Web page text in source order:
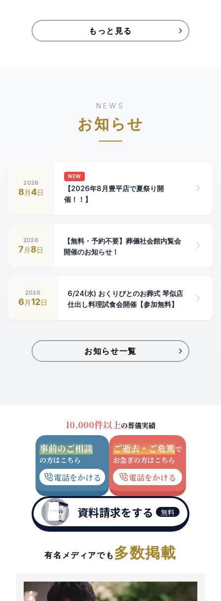
もっと見る
NEWS
お知らせ
2026
8 月4日
NEW
【2026年8月豊平店で夏祭り開
催！！】
2026
7 月 8日
【無料・予約不要】葬儀社会館内覧会
開催のお知らせ！
2026
6 月 12日
6/24(水) おくりびとのお葬式 琴似店
仕出し料理試食会開催【参加無料】
お知らせ一覧
10,000件以上の葬儀実績
事前のご相談
の方はこちら
電話をかける
ご逝去・ご危篤で
お急ぎの方はこちら
電話をかける
資料請求をする 無料
有名メディアでも 多数掲載